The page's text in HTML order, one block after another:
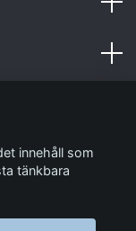
innehåll som
tänkbara